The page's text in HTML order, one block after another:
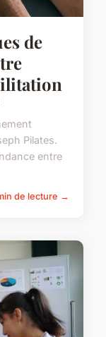
de
Pilates.
entre
de lecture →